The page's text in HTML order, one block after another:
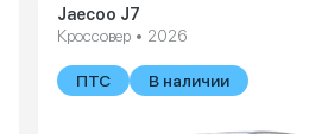
Jaecoo J7
Кроссовер • 2026
ПТС В наличии